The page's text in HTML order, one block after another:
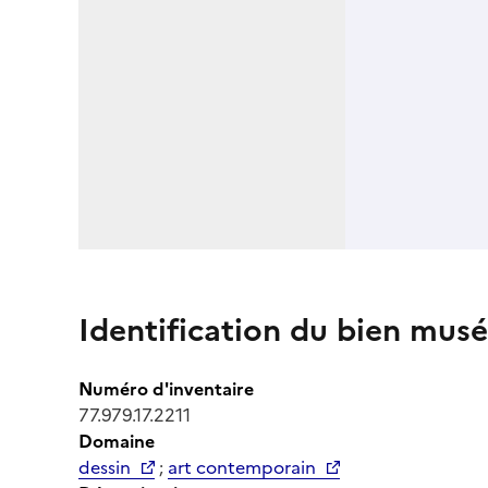
Identification du bien
Numéro d'inventaire
77.979.17.2211
Domaine
dessin
; art contemporain